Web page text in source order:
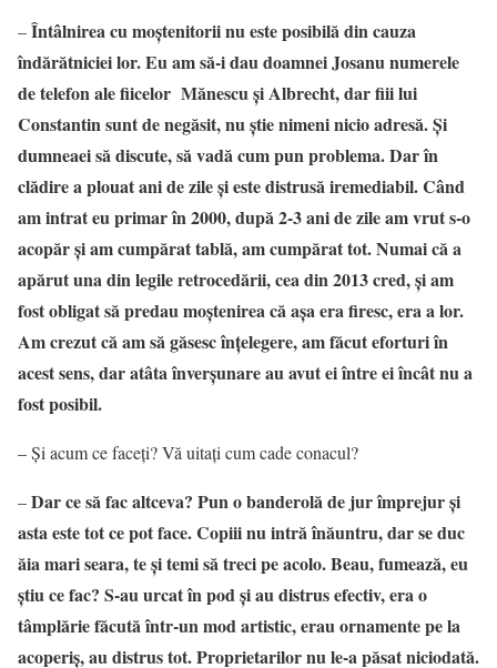
–Întâlnirea cu moștenitorii nu este posibilă din cauza
îndărătniciei lor. Eu am să-i dau doamnei Josanu numerele
de telefon ale fiicelor Mănescu și Albrecht, dar fiii lui
Constantin sunt de negăsit, nu știe nimeni nicio adresă. Și
dumneaei să discute, să vadă cum pun problema. Dar în
clădire a plouat ani de zile și este distrusă iremediabil. Când
am intrat eu primar în 2000, după 2-3 ani de zile am vrut s-o
acopăr și am cumpărat tablă, am cumpărat tot. Numai că a
apărut una din legile retrocedării, cea din 2013 cred, și am
fost obligat să predau moștenirea că așa era firesc, era a lor.
Am crezut că am să găsesc înțelegere, am făcut eforturi în
acest sens, dar atâta înverșunare au avut ei între ei încât nu a
fost posibil.
– Și acum ce faceți? Vă uitați cum cade conacul?
–Dar ce să fac altceva? Pun o banderolă de jur împrejur și
asta este tot ce pot face. Copiii nu intră înăuntru, dar se duc
ăia mari seara, te și temi să treci pe acolo. Beau, fumează, eu
știu ce fac? S-au urcat în pod și au distrus efectiv, era o
tâmplărie făcută într-un mod artistic, erau ornamente pe la
acoperiș, au distrus tot. Proprietarilor nu le-a păsat niciodată.